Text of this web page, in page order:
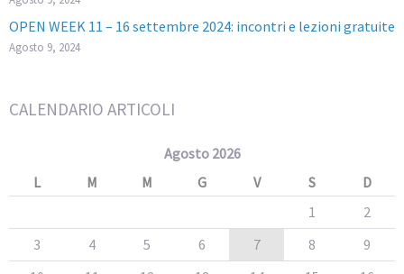
OPEN WEEK 11 – 16 settembre 2024: incontri e lezioni gratuite
Agosto 9, 2024
CALENDARIO ARTICOLI
Agosto 2026
L
M M G V S
D
1
2
3
4 5 6 7 8
9